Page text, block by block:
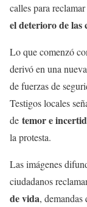
calles para
el deterioro de las
Lo que comenzó
derivó en una
de fuerzas de
Testigos locales
de temor e
la protesta.
Las imágenes
ciudadanos
de vida, demandas